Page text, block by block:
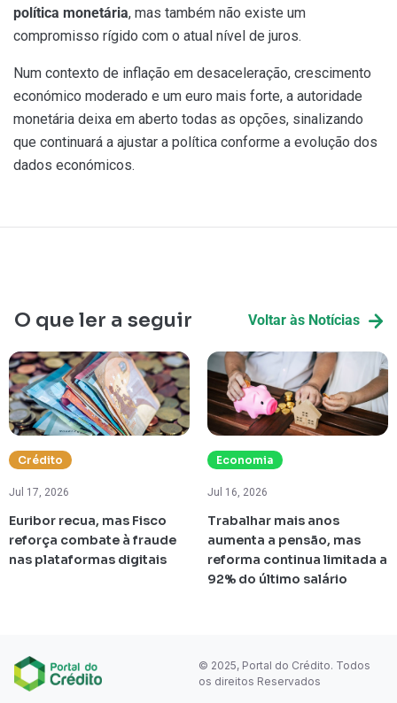
política monetária, mas também não existe um
compromisso rígido com o atual nível de juros.
Num contexto de inflação em desaceleração, crescimento
económico moderado e um euro mais forte, a autoridade
monetária deixa em aberto todas as opções, sinalizando
que continuará a ajustar a política conforme a evolução dos
dados económicos.
O que ler a seguir Voltar às Notícias
Crédito
Jul 17, 2026
Euribor recua, mas Fisco
reforça combate à fraude
nas plataformas digitais
Economia
Jul 16, 2026
Trabalhar mais anos
aumenta a pensão, mas
reforma continua limitada a
92% do último salário
© 2025, Portal do Crédito. Todos
os direitos Reservados